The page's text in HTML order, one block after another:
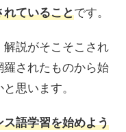
ていることです。
説がそこそこされ
されたものから始
思います。
ス語学習を始めよう